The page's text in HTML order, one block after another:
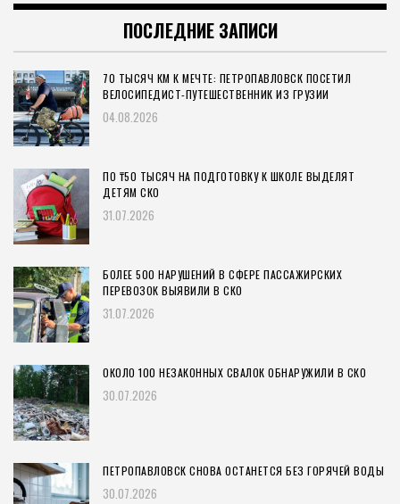
ПОСЛЕДНИЕ ЗАПИСИ
70 ТЫСЯЧ КМ К МЕЧТЕ: ПЕТРОПАВЛОВСК ПОСЕТИЛ
ВЕЛОСИПЕДИСТ-ПУТЕШЕСТВЕННИК ИЗ ГРУЗИИ
04.08.2026
ПО ₸50 ТЫСЯЧ НА ПОДГОТОВКУ К ШКОЛЕ ВЫДЕЛЯТ
ДЕТЯМ СКО
31.07.2026
БОЛЕЕ 500 НАРУШЕНИЙ В СФЕРЕ ПАССАЖИРСКИХ
ПЕРЕВОЗОК ВЫЯВИЛИ В СКО
31.07.2026
ОКОЛО 100 НЕЗАКОННЫХ СВАЛОК ОБНАРУЖИЛИ В СКО
30.07.2026
ПЕТРОПАВЛОВСК СНОВА ОСТАНЕТСЯ БЕЗ ГОРЯЧЕЙ ВОДЫ
30.07.2026